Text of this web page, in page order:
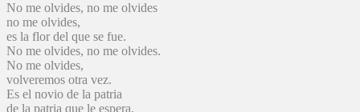
No me olvides, no me olvides
no me olvides,
es la flor del que se fue.
No me olvides, no me olvides.
No me olvides,
volveremos otra vez.
Es el novio de la patria
de la patria que le espera.